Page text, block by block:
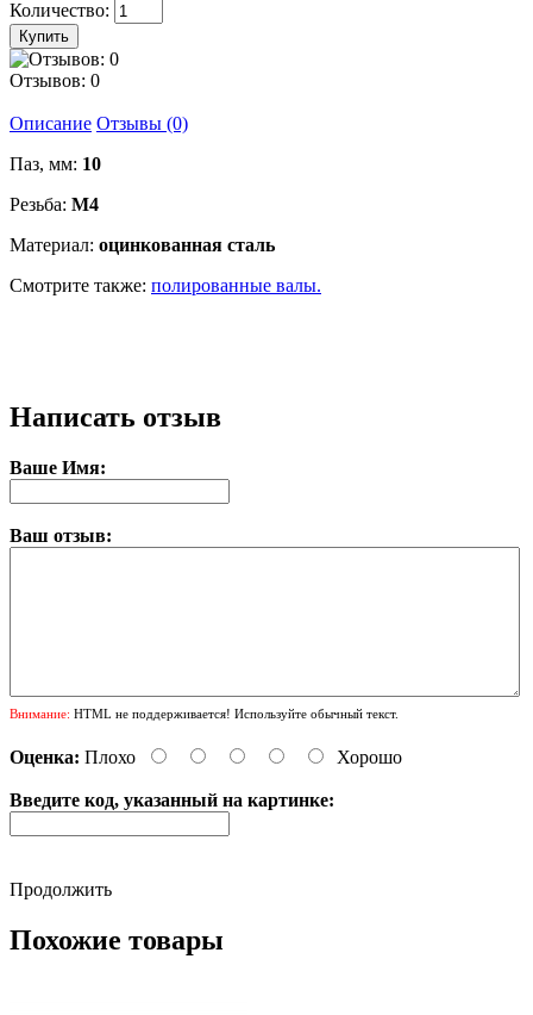
Количество:
Отзывов: 0
Описание Отзывы (0)
Паз, мм: 10
Резьба: М4
Материал: оцинкованная сталь
Смотрите также: полированные валы.
Написать отзыв
Ваше Имя:
Ваш отзыв:
Внимание: HTML не поддерживается! Используйте обычный текст.
Оценка: Плохо Хорошо
Введите код, указанный на картинке:
Продолжить
Похожие товары